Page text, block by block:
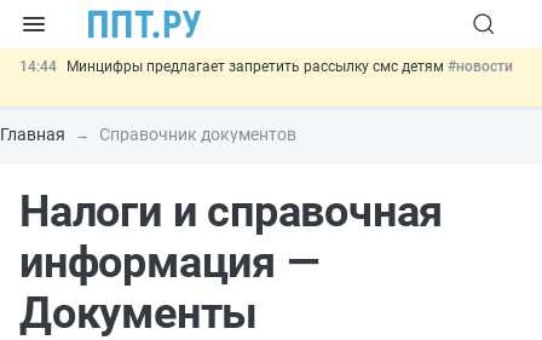
14:44 Минцифры предлагает запретить рассылку смс детям #новости
14:02 Основания для выдворения иностранцев из России стало
больше
#новости
12:42
иностранцев#новости
отношений#новости
Главная Справочник документов
Налоги и справочная
информация —
Документы